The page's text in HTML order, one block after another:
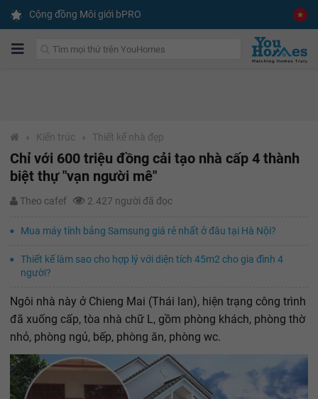
Cộng đồng Môi giới bPRO
› Kiến trúc › Thiết kế nhà đẹp
Chỉ với 600 triệu đồng cải tạo nhà cấp 4 thành
biệt thự "vạn người mê"
Theo cafef 2.427 người đã đọc
Mua máy tính bảng Samsung giá rẻ nhất ở đâu tại Hà Nội?
Thiết kế làm sao cho hợp lý với diện tích 45m2 cho gia đình 4
người?
Ngôi nhà này ở Chieng Mai (Thái lan), hiện trạng công trình
đã xuống cấp, tòa nhà chữ L, gồm phòng khách, phòng thờ
nhỏ, phòng ngủ, bếp, phòng ăn, phòng wc.